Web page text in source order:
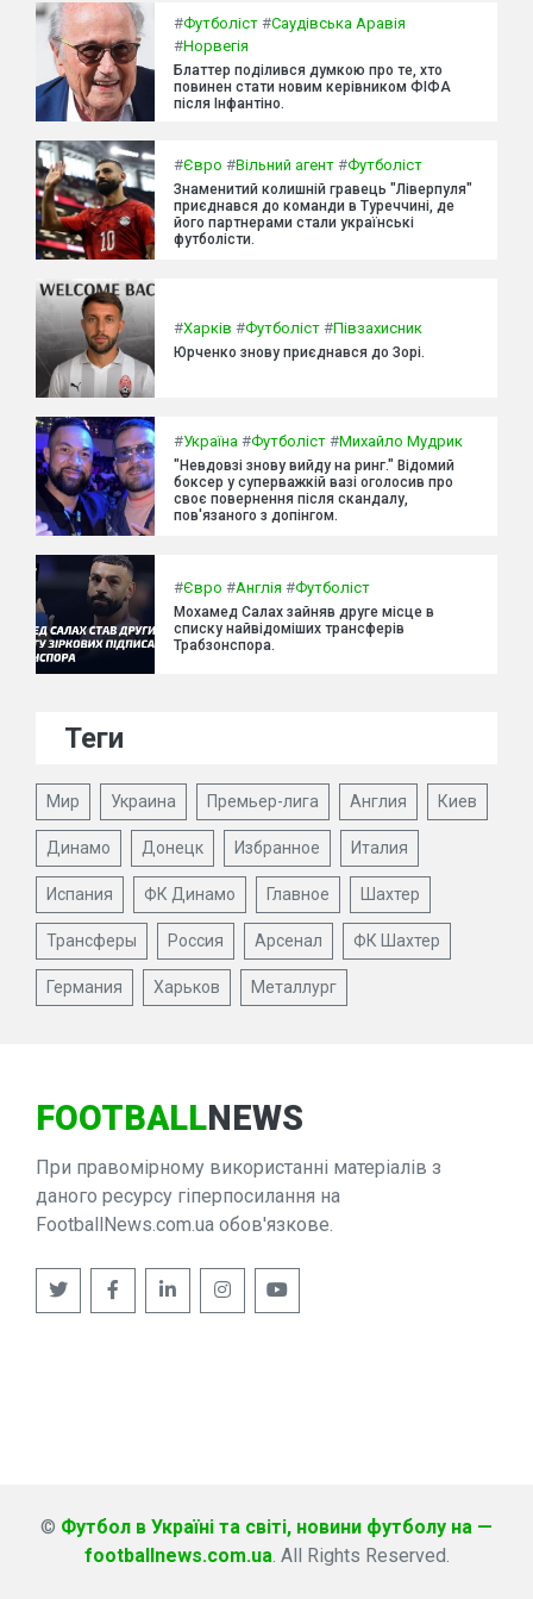
#Футболіст #Саудівська Аравія
#Норвегія
Блаттер поділився думкою про те, хто
повинен стати новим керівником ФІФА
після Інфантіно.
#Євро #Вільний агент #Футболіст
Знаменитий колишній гравець "Ліверпуля"
приєднався до команди в Туреччині, де
його партнерами стали українські
футболісти.
#Харків #Футболіст #Півзахисник
Юрченко знову приєднався до Зорі.
#Україна #Футболіст #Михайло Мудрик
"Невдовзі знову вийду на ринг." Відомий
боксер у суперважкій вазі оголосив про
своє повернення після скандалу,
пов'язаного з допінгом.
#Євро #Англія #Футболіст
Мохамед Салах зайняв друге місце в
списку найвідоміших трансферів
Трабзонспора.
Теги
Мир Украина Премьер-лига Англия Киев
Динамо Донецк Избранное Италия
Испания ФК Динамо Главное Шахтер
Трансферы Россия Арсенал ФК Шахтер
Германия Харьков Металлург
FOOTBALLNEWS
При правомірному використанні матеріалів з
даного ресурсу гіперпосилання на
FootballNews.com.ua обов'язкове.
© Футбол в Україні та світі, новини футболу на —
footballnews.com.ua. All Rights Reserved.